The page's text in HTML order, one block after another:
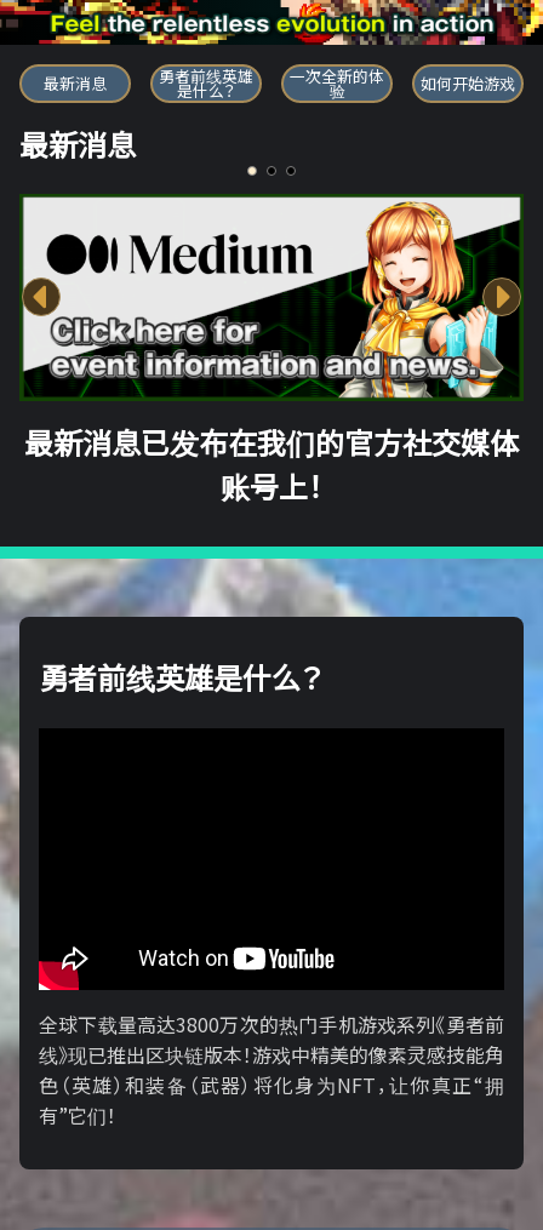
勇者前线英雄
最新消息 勇者前线英雄
是什么？
一次全新的体
验 如何开始游戏
最新消息
最新消息已发布在我们的官方社交媒体
账号上！
勇者前线英雄是什么？
全球下载量高达3800万次的热门手机游戏系列《勇者前
线》现已推出区块链版本！游戏中精美的像素灵感技能角
色（英雄）和装备（武器）将化身为NFT，让你真正“拥
有”它们！